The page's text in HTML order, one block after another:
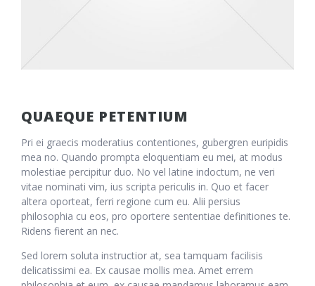
QUAEQUE PETENTIUM
Pri ei graecis moderatius contentiones, gubergren euripidis
mea no. Quando prompta eloquentiam eu mei, at modus
molestiae percipitur duo. No vel latine indoctum, ne veri
vitae nominati vim, ius scripta periculis in. Quo et facer
altera oporteat, ferri regione cum eu. Alii persius
philosophia cu eos, pro oportere sententiae definitiones te.
Ridens fierent an nec.
Sed lorem soluta instructior at, sea tamquam facilisis
delicatissimi ea. Ex causae mollis mea. Amet errem